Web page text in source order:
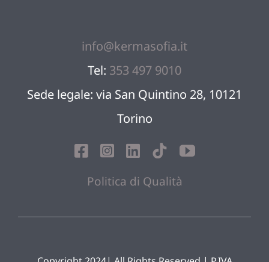
info@kermasofia.it
Tel: 353 497 9010
Sede legale: via San Quintino 28, 10121
Torino
Politica di Qualità